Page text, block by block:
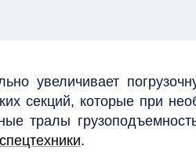
увеличивает
секций, которые при
тралы
спецтехники.